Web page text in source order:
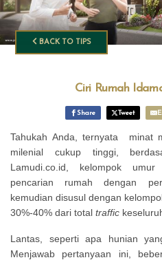
BACK TO TIPS
Ciri Rumah
Share Tweet
Tahukah Anda, ternyata minat
milenial cukup tinggi,
Lamudi.co.id, kelompok
pencarian rumah dengan
kemudian disusul dengan
30%-40% dari total traffic
Lantas, seperti apa hunian
Menjawab pertanyaan ini,